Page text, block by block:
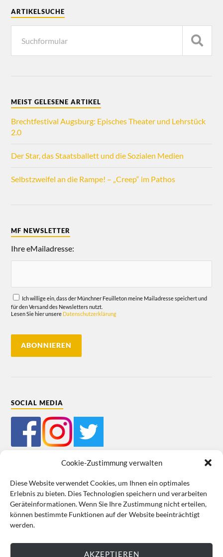
Cookie-Zustimmung verwalten
Diese Website verwendet Cookies, um Ihnen ein optimales
Erlebnis zu bieten. Dies Technologien speichern und verarbeiten
Geräteinformationen. Wenn Sie Ihre Zustimmung nicht erteilen,
können bestimmte Funktionen auf der Website beeinträchtigt
werden.
AKZEPTIEREN
ARTIKELSUCHE
MEIST GELESENE ARTIKEL
Brechtfestival Augsburg: Episches Theater und Lehrstück
2.0
Der Star, das Staatsballett und die Sozialen Medien
Selbstzweifel an die Rampe! – „Creep“ im Pathos
MF NEWSLETTER
Ihre eMailadresse:
Ich willige ein, dass der Münchner Feuilleton meine Mailadresse speichert und
für den Versand des Newsletters nutzt.
Lesen Sie hier unsere Datenschutzerklärung
SOCIAL MEDIA
Mein Bestellkonto Kundeninformationen Datenschutz
Cookie-Richtlinie (EU) Impressum
VERTRAG WIDERRUFEN